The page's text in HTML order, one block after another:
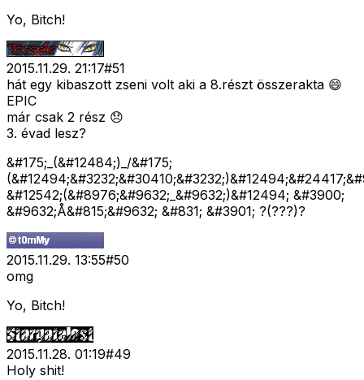
Yo, Bitch!
2015.11.29. 21:17#51
hát egy kibaszott zseni volt aki a 8.részt összerakta 😄
EPIC
már csak 2 rész 😞
3. évad lesz?
&#175;_(&#12484;)_/&#175;
&#12542;(&#8976;&#9632;_&#9632;)&#12494; &#3900;
&#9632;Å&#815;&#9632; &#831; &#3901; ?(???)?
2015.11.29. 13:55#50
omg
Yo, Bitch!
2015.11.28. 01:19#49
Holy shit!